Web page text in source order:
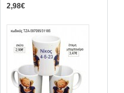
2,98€